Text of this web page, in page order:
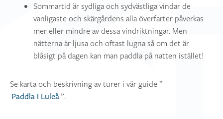
Sommartid är sydliga och sydvästliga vindar de
vanligaste och skärgårdens alla överfarter påverkas
mer eller mindre av dessa vindriktningar. Men
nätterna är ljusa och oftast lugna så om det är
blåsigt på dagen kan man paddla på natten istället!
Se karta och beskrivning av turer i vår guide ”
Paddla i Luleå”.